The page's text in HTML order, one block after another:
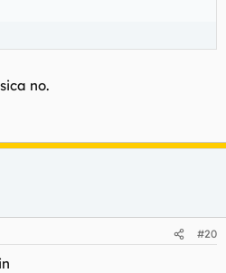
no.
#20